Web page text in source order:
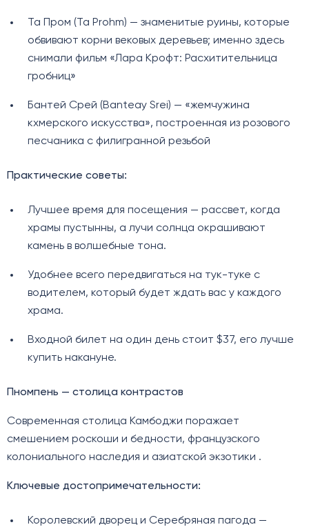
Та Пром (Ta Prohm) — знаменитые руины, которые
обвивают корни вековых деревьев; именно здесь
снимали фильм «Лара Крофт: Расхитительница
гробниц»
Бантей Срей (Banteay Srei) — «жемчужина
кхмерского искусства», построенная из розового
песчаника с филигранной резьбой
Практические советы:
Лучшее время для посещения — рассвет, когда
храмы пустынны, а лучи солнца окрашивают
камень в волшебные тона.
Удобнее всего передвигаться на тук-туке с
водителем, который будет ждать вас у каждого
храма.
Входной билет на один день стоит $37, его лучше
купить накануне.
Пномпень — столица контрастов
Современная столица Камбоджи поражает
смешением роскоши и бедности, французского
колониального наследия и азиатской экзотики .
Ключевые достопримечательности:
Королевский дворец и Серебряная пагода —